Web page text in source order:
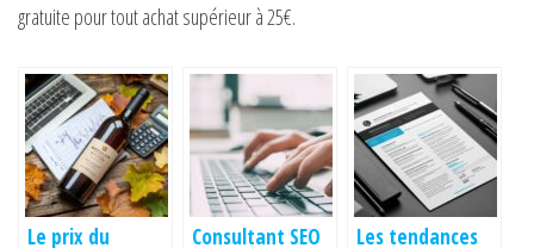
gratuite pour tout achat supérieur à 25€.
Le prix du
Consultant SEO
Les tendances